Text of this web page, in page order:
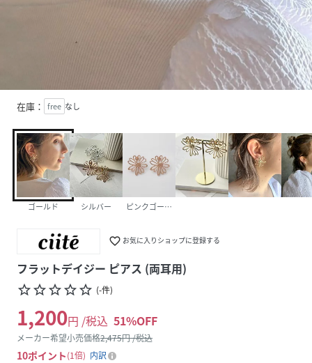
在庫： free なし
ゴールド シルバー ピンクゴールド
favorite_border お気に入りショップに登録する
フラットデイジー ピアス (両耳用)
star_borderstar_borderstar_borderstar_borderstar_border (-件)
1,200円 /税込 51%OFF
メーカー希望小売価格2,475円 /税込
10ポイント 1倍 内訳